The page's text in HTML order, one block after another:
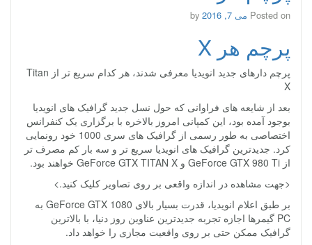
Posted on می 7, 2016
پرچم هر X
پرچم دارهای جدید انویدیا معرفی شدند، هر کدام سریع تر از Titan
X
بعد از شایعه های فراوانی که حول نسل جدید گرافیک های انویدیا
بوجود آمده بود، این کمپانی امروز بالاخره با برگزاری یک کنفرانس
اختصاصی به طور رسمی از گرافیک های سری 1000 خود رونمایی
کرد. جدیدترین گرافیک های انویدیا سریع تر و سه بار کم مصرف تر
از GeForce GTX 980 Ti و GeForce GTX TITAN X خواهند بود.
<جهت مشاهده در اندازه واقعی بر روی تصاویر کلیک کنید.>
بر طبق اعلام انویدیا، قدرت بسیار بالای GeForce GTX 1080 به
PC گیمرها اجازه تجربه جدیدترین عناوین روز دنیا، با بالاترین
گرافیک ممکن حتی بر روی واقعیت مجازی را خواهد داد.